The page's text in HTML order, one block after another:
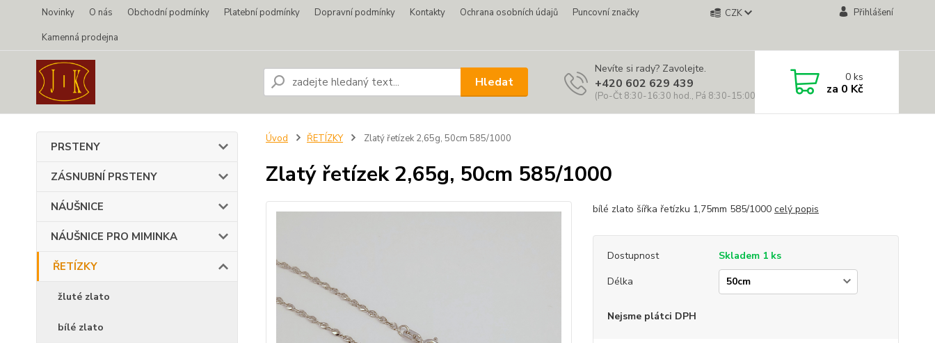
Novinky O nás Obchodní podmínky Platební podmínky Dopravní podmínky Kontakty Ochrana osobních údajů
Puncovní značky
Kamenná prodejna
CZK Přihlášení
Hledat
Nevíte si rady? Zavolejte.
+420 602 629 439
(Po-Čt 8:30-16:30 hod., Pá 8:30-15:00 hod.)
0ks
za 0 Kč
PRSTENY
ZÁSNUBNÍ PRSTENY
NÁUŠNICE
NÁUŠNICE PRO MIMINKA
ŘETÍZKY
žluté zlato
bílé zlato
Úvod ŘETÍZKY Zlatý řetízek 2,65g, 50cm 585/1000
Zlatý řetízek 2,65g, 50cm 585/1000
bílé zlato šířka řetízku 1,75mm 585/1000 celý popis
Dostupnost
Skladem 1 ks
Délka
Nejsme plátci DPH